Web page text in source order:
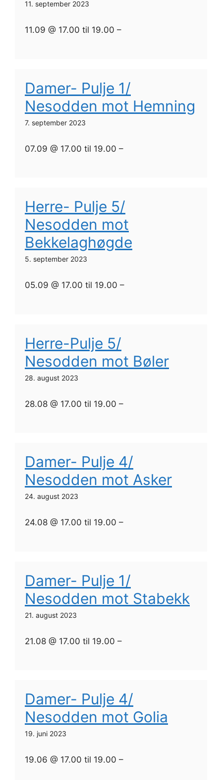
11. september 2023
11.09 @ 17.00 til 19.00 –
Damer- Pulje 1/
Nesodden mot Hemning
7. september 2023
07.09 @ 17.00 til 19.00 –
Herre- Pulje 5/
Nesodden mot
Bekkelaghøgde
5. september 2023
05.09 @ 17.00 til 19.00 –
Herre-Pulje 5/
Nesodden mot Bøler
28. august 2023
28.08 @ 17.00 til 19.00 –
Damer- Pulje 4/
Nesodden mot Asker
24. august 2023
24.08 @ 17.00 til 19.00 –
Damer- Pulje 1/
Nesodden mot Stabekk
21. august 2023
21.08 @ 17.00 til 19.00 –
Damer- Pulje 4/
Nesodden mot Golia
19. juni 2023
19.06 @ 17.00 til 19.00 –